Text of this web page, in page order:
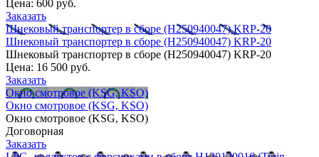
Цена: 600 руб.
Заказать
Шнековый транспортер в сборе (H250940047) KRP-20
Шнековый транспортер в сборе (H250940047) KRP-20
Шнековый транспортер в сборе (H250940047) KRP-20
Цена: 16 500 руб.
Заказать
Окно смотровое (KSG, KSO)
Окно смотровое (KSG, KSO)
Окно смотровое (KSG, KSO)
Договорная
Заказать